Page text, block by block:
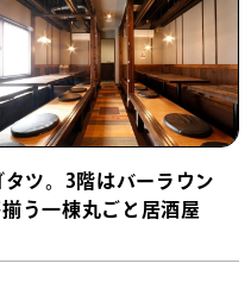
ツ。3階はバーラウン
う一棟丸ごと居酒屋